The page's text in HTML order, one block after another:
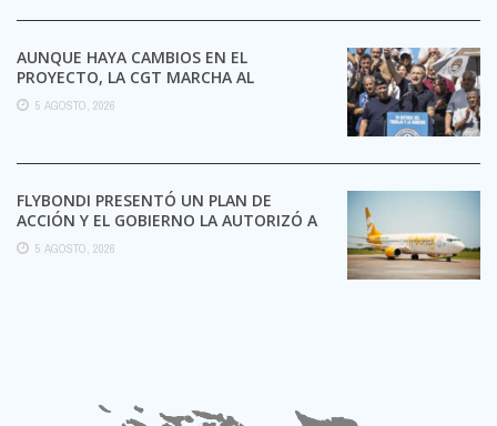
AUNQUE HAYA CAMBIOS EN EL
PROYECTO, LA CGT MARCHA AL
CONGRESO CONTRA LA LEY DE ...
5 AGOSTO, 2026
FLYBONDI PRESENTÓ UN PLAN DE
ACCIÓN Y EL GOBIERNO LA AUTORIZÓ A
SEGUIR OPERANDO
5 AGOSTO, 2026